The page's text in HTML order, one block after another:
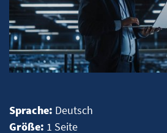
Sprache: Deutsch
Größe: 1 Seite